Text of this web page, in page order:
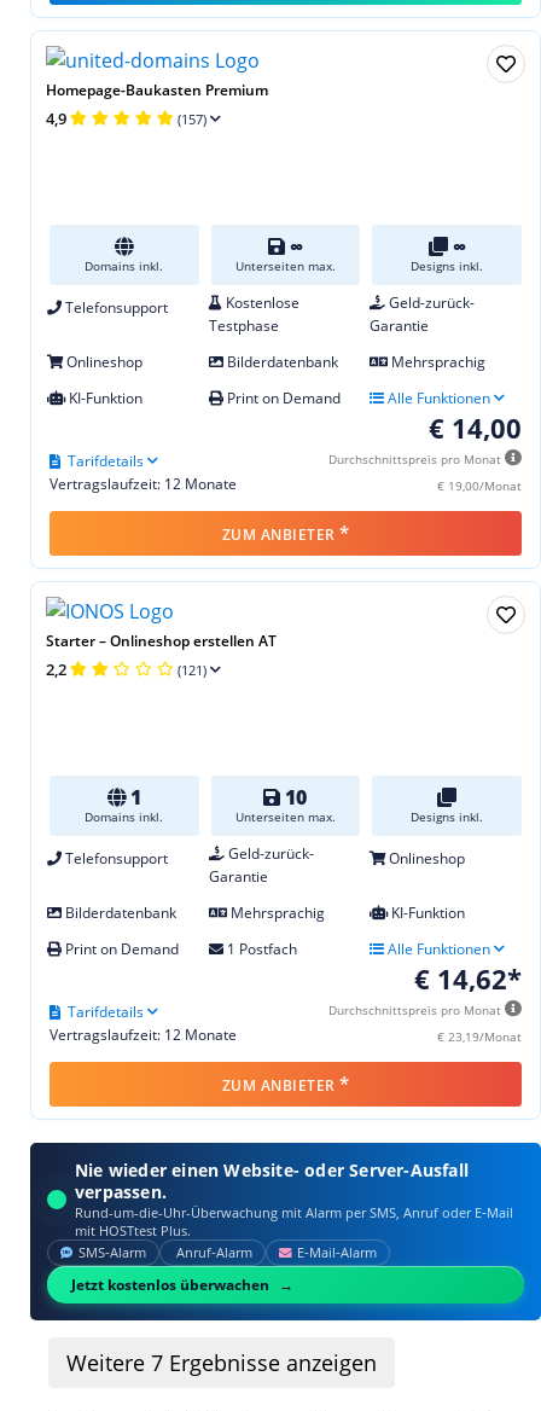
Homepage-Baukasten Premium
4,9 (157)
Domains inkl.
∞
Unterseiten max.
∞
Designs inkl.
Telefonsupport
Kostenlose
Testphase
Geld-zurück-
Garantie
Onlineshop
Bilderdatenbank
Mehrsprachig
KI-Funktion
Print on Demand Alle Funktionen
€ 14,00
Durchschnittspreis pro Monat
€ 19,00/Monat
Vertragslaufzeit: 12 Monate
Tarifdetails
ZUM ANBIETER *
Starter – Onlineshop erstellen AT
2,2 (121)
1
Domains inkl.
10
Unterseiten max. Designs inkl.
Telefonsupport
Geld-zurück-
Garantie
Onlineshop
Bilderdatenbank Mehrsprachig
KI-Funktion
Print on Demand
1 Postfach Alle Funktionen
€ 14,62*
Durchschnittspreis pro Monat
€ 23,19/Monat
Vertragslaufzeit: 12 Monate
Tarifdetails
ZUM ANBIETER *
Nie wieder einen Website- oder Server-Ausfall
verpassen.
Rund-um-die-Uhr-Überwachung mit Alarm per SMS, Anruf oder E‑Mail
mit HOSTtest Plus.
SMS‑Alarm Anruf‑Alarm E‑Mail‑Alarm
Jetzt kostenlos überwachen
Weitere 7 Ergebnisse anzeigen